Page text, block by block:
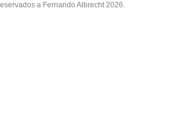
a Fernando Albrecht 2026.